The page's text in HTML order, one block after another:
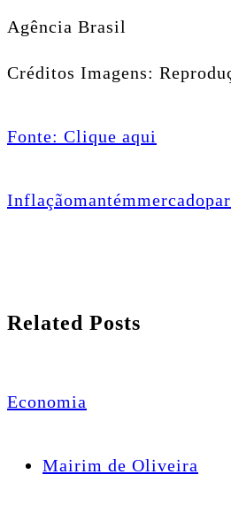
Agência Brasil
Créditos Imagens:
Fonte: Clique aqui
Inflaçãomantémmercado
Related Posts
Economia
Mairim de Oliveira